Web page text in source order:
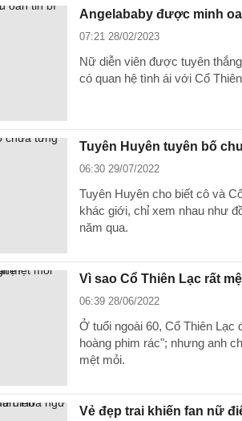
Angelababy được minh
07:21 28/02/2023
Nữ diễn viên được tuyên
có quan hệ tình ái với Cổ
Tuyên Huyên tuyên bố
06:30 29/07/2022
Tuyên Huyên cho biết cô và
khác giới, chỉ xem nhau như
năm qua.
Vì sao Cổ Thiên Lạc rất
06:39 28/06/2022
Ở tuổi ngoài 60, Cổ Thiên Lạc
hoàng phim rác"; nhưng anh
mệt mỏi.
Vẻ đẹp trai khiến fan nữ